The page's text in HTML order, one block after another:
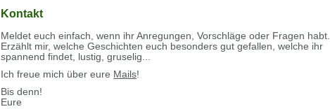
Kontakt
Meldet euch einfach, wenn ihr Anregungen, Vorschläge oder Fragen habt.
Erzählt mir, welche Geschichten euch besonders gut gefallen, welche ihr
spannend findet, lustig, gruselig...
Ich freue mich über eure Mails!
Bis denn!
Eure